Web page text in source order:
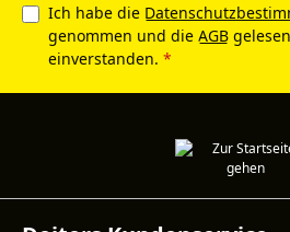
Ich habe die
genommen und die AGB
einverstanden. *